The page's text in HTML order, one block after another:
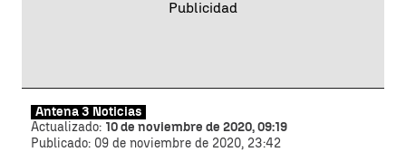
Antena 3 Noticias
Actualizado: 10 de noviembre de 2020, 09:19
Publicado: 09 de noviembre de 2020, 23:42